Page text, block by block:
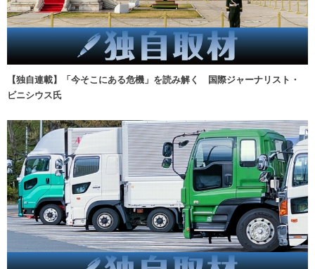
【独自連載】「今そこにある危機」を読み解く 国際ジャーナリスト・
ビニシウス氏